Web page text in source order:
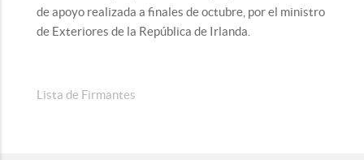
de apoyo realizada a finales de octubre, por el ministro
de Exteriores de la República de Irlanda.
Lista de Firmantes